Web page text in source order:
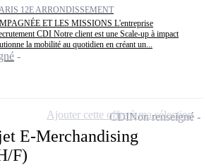
12E ARRONDISSEMENT
ET LES MISSIONS L'entreprise
CDI Notre client est une Scale-up à impact
la mobilité au quotidien en créant un...
E-Merchandising
F)
CDINon renseigné
Ajouter cette offre à ma sélection